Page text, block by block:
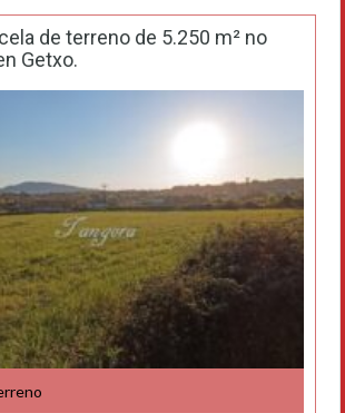
de terreno de 5.250 m² no
Getxo.